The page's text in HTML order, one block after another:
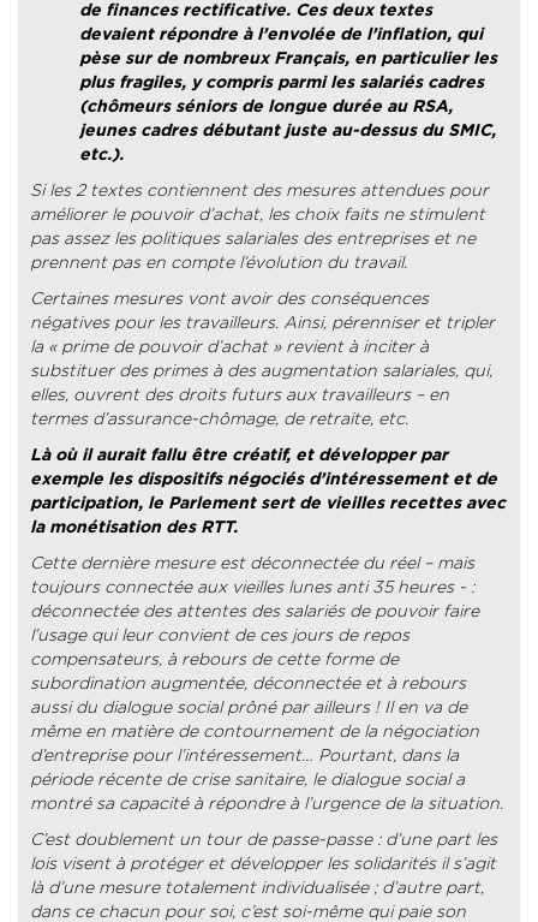
de finances rectificative. Ces deux textes
devaient répondre à l’envolée de l’inflation, qui
pèse sur de nombreux Français, en particulier les
plus fragiles, y compris parmi les salariés cadres
(chômeurs séniors de longue durée au RSA,
jeunes cadres débutant juste au-dessus du SMIC,
etc.).
Si les 2 textes contiennent des mesures attendues pour
améliorer le pouvoir d’achat, les choix faits ne stimulent
pas assez les politiques salariales des entreprises et ne
prennent pas en compte l’évolution du travail.
Certaines mesures vont avoir des conséquences
négatives pour les travailleurs. Ainsi, pérenniser et tripler
la « prime de pouvoir d’achat » revient à inciter à
substituer des primes à des augmentation salariales, qui,
elles, ouvrent des droits futurs aux travailleurs – en
termes d’assurance-chômage, de retraite, etc.
Là où il aurait fallu être créatif, et développer par
exemple les dispositifs négociés d’intéressement et de
participation, le Parlement sert de vieilles recettes avec
la monétisation des RTT.
Cette dernière mesure est déconnectée du réel – mais
toujours connectée aux vieilles lunes anti 35 heures - :
déconnectée des attentes des salariés de pouvoir faire
l’usage qui leur convient de ces jours de repos
compensateurs, à rebours de cette forme de
subordination augmentée, déconnectée et à rebours
aussi du dialogue social prôné par ailleurs ! Il en va de
même en matière de contournement de la négociation
d’entreprise pour l’intéressement… Pourtant, dans la
période récente de crise sanitaire, le dialogue social a
montré sa capacité à répondre à l’urgence de la situation.
C’est doublement un tour de passe-passe : d’une part les
lois visent à protéger et développer les solidarités il s’agit
là d’une mesure totalement individualisée ; d’autre part,
dans ce chacun pour soi, c’est soi-même qui paie son